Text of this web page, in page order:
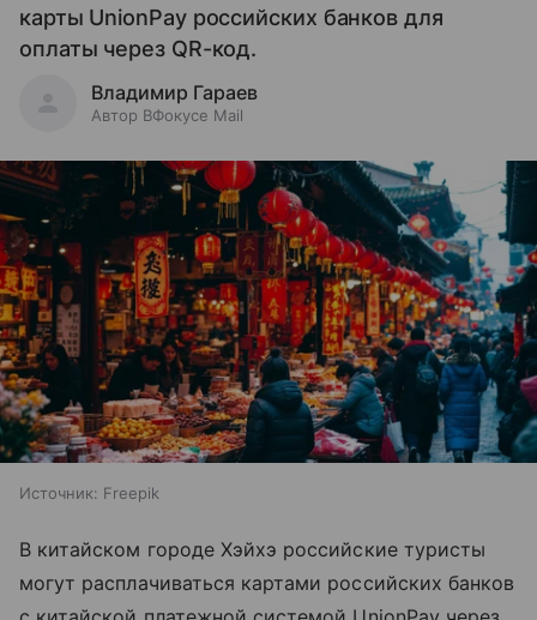
карты UnionPay российских банков для
оплаты через QR-код.
Владимир Гараев
Автор ВФокусе Mail
Источник: Freepik
В китайском городе Хэйхэ российские туристы
могут расплачиваться картами российских банков